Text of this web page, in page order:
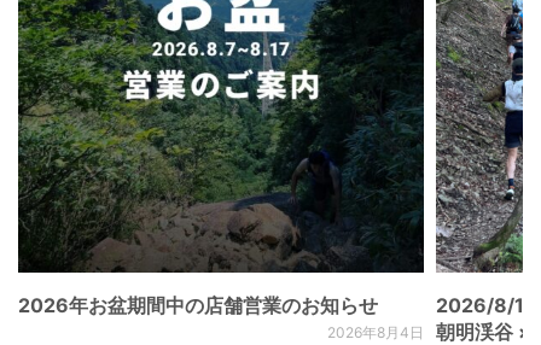
2026年お盆期間中の店舗営業のお知らせ
2026年8月4日
2026/8/
朝明渓谷 ×